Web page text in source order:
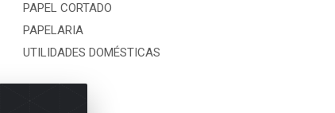
PAPEL CORTADO
PAPELARIA
UTILIDADES DOMÉSTICAS